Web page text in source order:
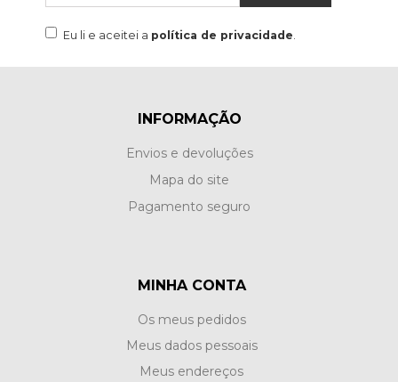
Eu li e aceitei a política de privacidade
INFORMAÇÃO
Envios e devoluções
Mapa do site
Pagamento seguro
MINHA CONTA
Os meus pedidos
Meus dados pessoais
Meus endereços